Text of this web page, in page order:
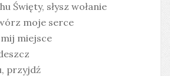
Święty, słysz wołanie
moje serce
miejsce
przyjdź